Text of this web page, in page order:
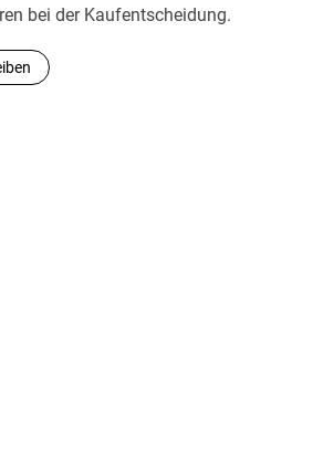
bei der Kaufentscheidung.